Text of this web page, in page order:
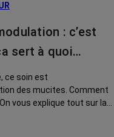
: c’est
sert à quoi…
ce soin est
des mucites. Comment
vous explique tout sur la